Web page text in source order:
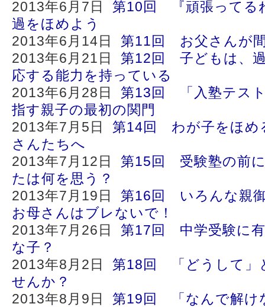
2013年6月7日 第10回 『頑張ってる
過をほめよう
2013年6月14日 第11回 お父さんが
2013年6月21日 第12回 子どもは、
応する能力を持っている
2013年6月28日 第13回 「入塾テス
指す親子の最初の関門
2013年7月5日 第14回 わが子をほめ
さんたちへ
2013年7月12日 第15回 受験塾の前
たは何を思う？
2013年7月19日 第16回 いろんな親
お母さんはブレないで！
2013年7月26日 第17回 中学受験に
な子？
2013年8月2日 第18回 「どうして」
せんか？
2013年8月9日 第19回 「なんで解け